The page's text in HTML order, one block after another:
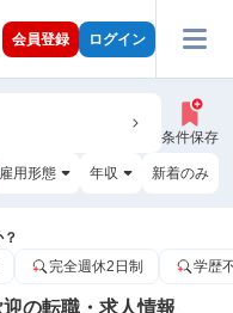
会員登録 ログイン
条件保存
雇用形態 年収 新着のみ
完全週休2日制 学歴
の転職・求人情報